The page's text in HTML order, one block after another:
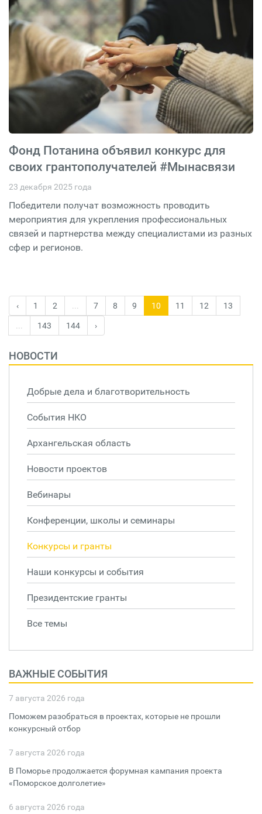
Фонд Потанина объявил конкурс для
своих грантополучателей #Мынасвязи
23 декабря 2025 года
Победители получат возможность проводить
мероприятия для укрепления профессиональных
связей и партнерства между специалистами из разных
сфер и регионов.
‹ 1 2 7 8 9 10 11 12 13
143 144 ›
НОВОСТИ
Добрые дела и благотворительность
События НКО
Архангельская область
Новости проектов
Вебинары
Конференции, школы и семинары
Конкурсы и гранты
Наши конкурсы и события
Президентские гранты
Все темы
ВАЖНЫЕ СОБЫТИЯ
7 августа 2026 года
Поможем разобраться в проектах, которые не прошли
конкурсный отбор
7 августа 2026 года
В Поморье продолжается форумная кампания проекта
«Поморское долголетие»
6 августа 2026 года